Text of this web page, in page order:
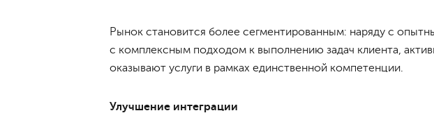
Рынок становится более сегментированным: наряду с
с комплексным подходом к выполнению задач клиента,
оказывают услуги в рамках единственной компетенции.
Улучшение интеграции